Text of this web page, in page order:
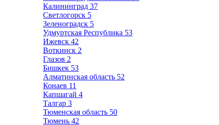
Калининград 37
Светлогорск 5
Зеленоградск 5
Удмуртская Республика 53
Ижевск 42
Воткинск 2
Глазов 2
Бишкек 53
Алматинская область 52
Конаев 11
Капшагай 4
Талгар 3
Тюменская область 50
Тюмень 42